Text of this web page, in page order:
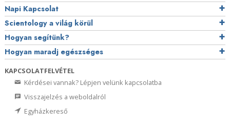
Napi Kapcsolat
Scientology a világ körül
Hogyan segítünk?
Hogyan maradj egészséges
KAPCSOLATFELVÉTEL
Kérdései vannak? Lépjen velünk kapcsolatba
Visszajelzés a weboldalról
Egyházkereső